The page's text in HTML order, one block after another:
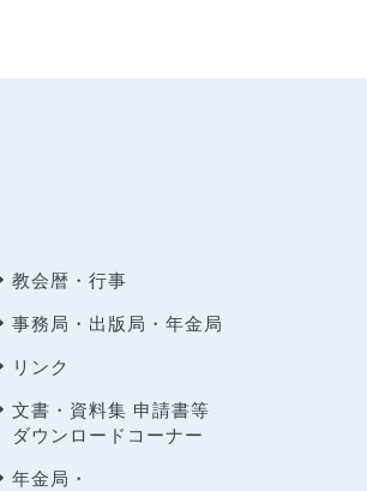
教会暦・行事
事務局・出版局・年金局
リンク
文書・資料集 申請書等
ダウンロードコーナー
年金局・